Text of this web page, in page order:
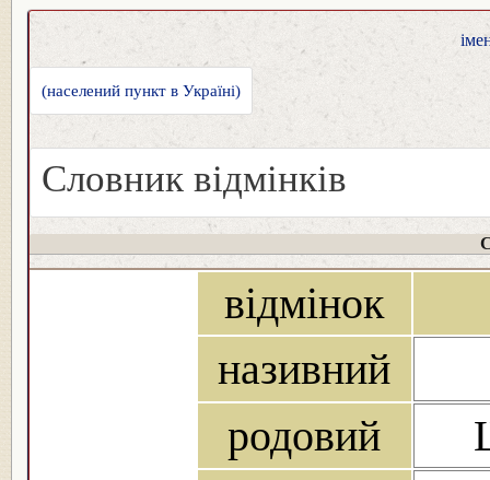
(населений пункт в Україні)
Словник відмінків
відмінок
називний
родовий